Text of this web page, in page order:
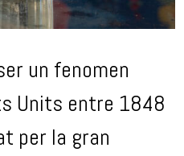
un fenomen
Units entre 1848
per la gran